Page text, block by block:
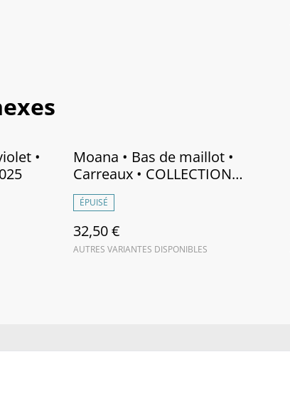
•
Moana • Bas de maillot •
Carreaux • COLLECTION
MANA 2025
ÉPUISÉ
32,50 €
AUTRES VARIANTES DISPONIBLES